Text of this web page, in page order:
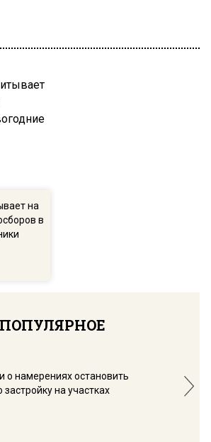
на
в
ПОПУЛЯРНОЕ
о намерениях остановить
на участках